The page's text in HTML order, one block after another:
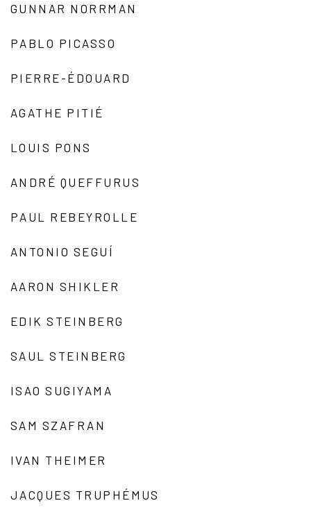
GUNNAR NORRMAN
PABLO PICASSO
PIERRE-ÉDOUARD
AGATHE PITIÉ
LOUIS PONS
ANDRÉ QUEFFURUS
PAUL REBEYROLLE
ANTONIO SEGUÍ
AARON SHIKLER
EDIK STEINBERG
SAUL STEINBERG
ISAO SUGIYAMA
SAM SZAFRAN
IVAN THEIMER
JACQUES TRUPHÉMUS